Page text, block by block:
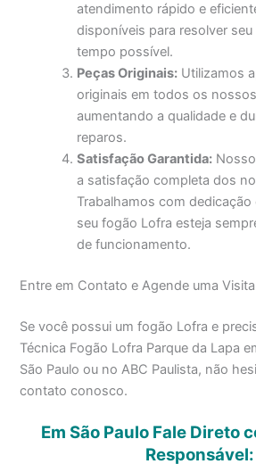
atendimento rápido e
disponíveis para resolver
tempo possível.
Peças Originais: Utilizamos
originais em todos os
aumentando a qualidade e
reparos.
Satisfação Garantida:
a satisfação completa dos
Trabalhamos com
seu fogão Lofra esteja
de funcionamento.
Entre em Contato e Agende uma Visita
Se você possui um fogão Lofra e
Técnica Fogão Lofra Parque da Lapa
São Paulo ou no ABC Paulista, não
contato conosco.
Em São Paulo Fale Direto
Responsável: